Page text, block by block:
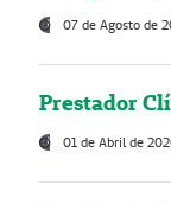
07 de Agosto de
Prestador
01 de Abril de